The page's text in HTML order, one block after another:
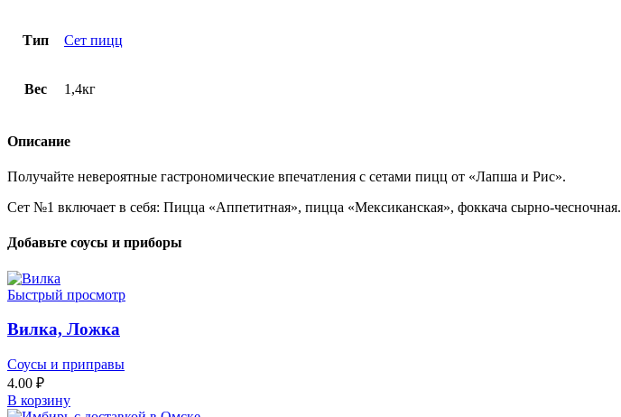
Тип Сет пицц
Вес 1,4кг
Описание
Получайте невероятные гастрономические впечатления с сетами пицц от «Лапша и Рис».
Сет №1 включает в себя: Пицца «Аппетитная», пицца «Мексиканская», фоккача сырно-чесночная.
Добавьте соусы и приборы
Быстрый просмотр
Вилка, Ложка
Соусы и приправы
4.00 ₽
В корзину